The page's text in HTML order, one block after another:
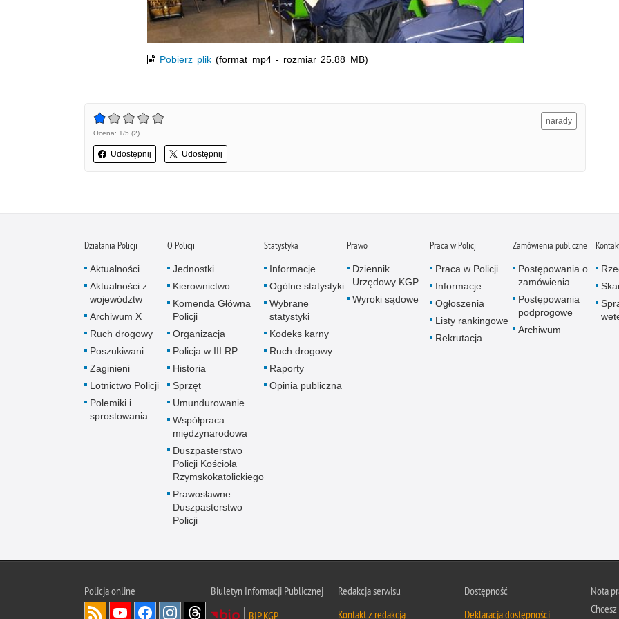
Pobierz plik (format mp4 - rozmiar 25.88 MB)
Ocena: 1/5 (2)
Udostępnij Udostępnij
narady
Działania Policji
Aktualności
Aktualności z
województw
Archiwum X
Ruch drogowy
Poszukiwani
Zaginieni
Lotnictwo Policji
Polemiki i
sprostowania
O Policji
Jednostki
Kierownictwo
Komenda Główna
Policji
Organizacja
Policja w III RP
Historia
Sprzęt
Umundurowanie
Współpraca
międzynarodowa
Duszpasterstwo
Policji Kościoła
Rzymskokatolickiego
Prawosławne
Duszpasterstwo
Policji
Statystyka
Informacje
Ogólne statystyki
Wybrane
statystyki
Kodeks karny
Ruch drogowy
Raporty
Opinia publiczna
Prawo
Dziennik
Urzędowy KGP
Wyroki sądowe
Praca w Policji
Praca w Policji
Informacje
Ogłoszenia
Listy rankingowe
Rekrutacja
Zamówienia publiczne
Postępowania o
zamówienia
Postępowania
podprogowe
Archiwum
Policjaonline
Biuletyn Informacji Publicznej
BIP KGP
Redakcja serwisu
Kontakt z redakcją
Dostępność
Deklaracja dostępności
Nota